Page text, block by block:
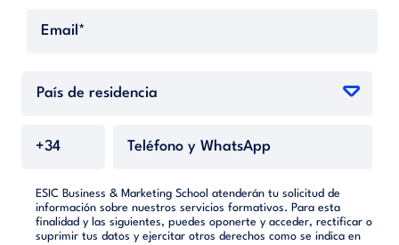
ESIC Business & Marketing School atenderán tu solicitud de
información sobre nuestros servicios formativos. Para esta
finalidad y las siguientes, puedes oponerte y acceder, rectificar o
suprimir tus datos y ejercitar otros derechos como se indica en